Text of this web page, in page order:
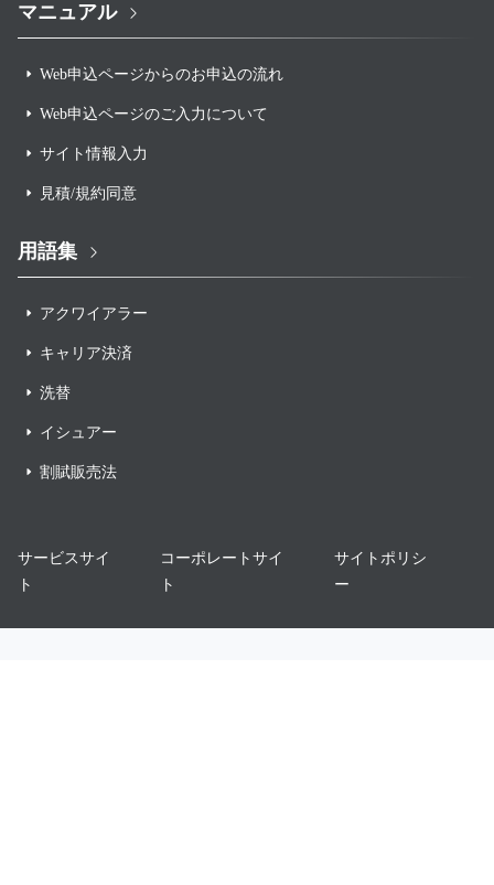
マニュアル
Web申込ページからのお申込の流れ
Web申込ページのご入力について
サイト情報入力
見積/規約同意
用語集
アクワイアラー
キャリア決済
洗替
イシュアー
割賦販売法
サービスサイ
ト
コーポレートサイ
ト
サイトポリシ
ー